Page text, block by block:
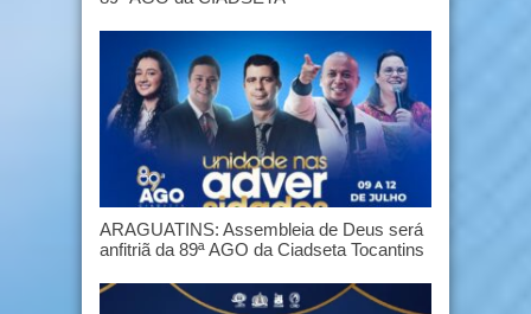
ARAGUATINS: Assembleia de Deus será
anfitriã da 89ª AGO da Ciadseta Tocantins